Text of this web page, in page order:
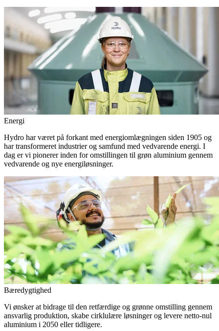
Energi
Hydro har været på forkant med energiomlægningen siden 1905 og
har transformeret industrier og samfund med vedvarende energi. I
dag er vi pionerer inden for omstillingen til grøn aluminium gennem
vedvarende og nye energiløsninger.
Bæredygtighed
Vi ønsker at bidrage til den retfærdige og grønne omstilling gennem
ansvarlig produktion, skabe cirklulære løsninger og levere netto-nul
aluminium i 2050 eller tidligere.